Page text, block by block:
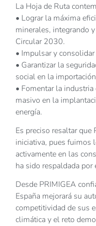
La Hoja de Ruta
• Lograr la máxima
minerales, integrando
Circular 2030.
• Impulsar y
• Garantizar la
social en la
• Fomentar la
masivo en la
energía.
Es preciso resaltar
iniciativa, pues fuimos
activamente en las
ha sido respaldada
Desde PRIMIGEA
España mejorará su
competitividad de sus
climática y el reto